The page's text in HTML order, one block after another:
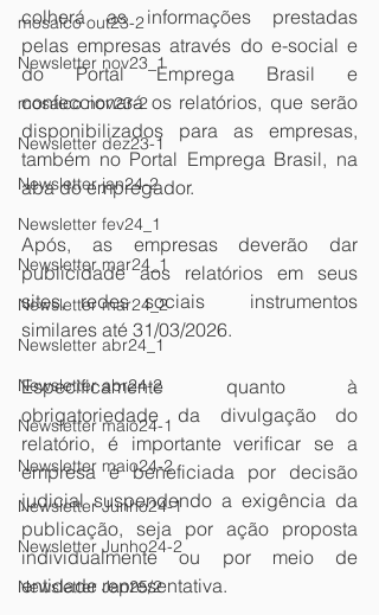
mosaico out23-2
Newsletter nov23_1
mosaico nov23-2
Newsletter dez23-1
Newsletter jan24-2
Newsletter fev24_1
Newsletter mar24_1
Newsletter mar24_2
Newsletter abr24_1
Newsletter abr24-2
Newsletter maio24-1
Newsletter maio24-2
Newsletter Junho24-1
Newsletter Junho24-2
Newsletter Jan25/2
colherá as informações prestadas
pelas empresas através do e-social e
do Portal Emprega Brasil e
confeccionará os relatórios, que serão
disponibilizados para as empresas,
também no Portal Emprega Brasil, na
aba do empregador.
Após, as empresas deverão dar
publicidade aos relatórios em seus
sites, redes sociais   instrumentos
similares até 31/03/2026.
Especificamente quanto à
obrigatoriedade da divulgação do
relatório, é importante verificar se a
empresa é beneficiada por decisão
judicial suspendendo a exigência da
publicação, seja por ação proposta
individualmente ou por meio de
entidade representativa.